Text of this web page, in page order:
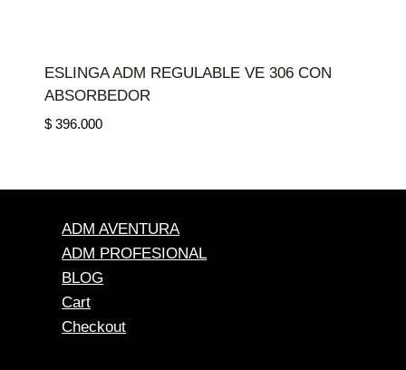
ESLINGA ADM REGULABLE VE 306 CON
ABSORBEDOR
$396.000
ADM AVENTURA
ADM PROFESIONAL
BLOG
Cart
Checkout